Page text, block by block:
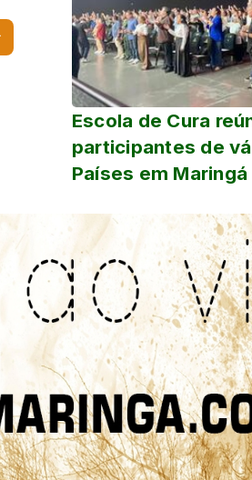
Escola de Cura
participantes de
Países em Maringá